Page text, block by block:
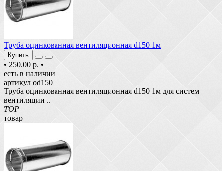
Труба оцинкованная вентиляционная d150 1м
Купить
• 250.00 р. •
есть в наличии
артикул od150
Труба оцинкованная вентиляционная d150 1м для систем
вентиляции ..
TOP
товар